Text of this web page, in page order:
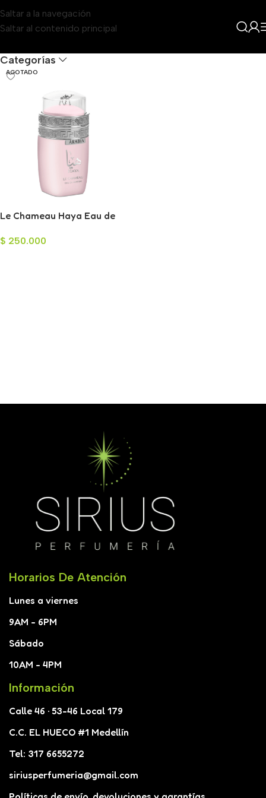
Saltar a la navegación
Saltar al contenido principal
Categorías
AGOTADO
Le Chameau Haya Eau de
$ 250.000
Horarios De Atención
Lunes a viernes
9AM - 6PM
Sábado
10AM - 4PM
Información
Calle 46 · 53-46 Local 179
C.C. EL HUECO #1 Medellín
Tel: 317 6655272
siriusperfumeria@gmail.com